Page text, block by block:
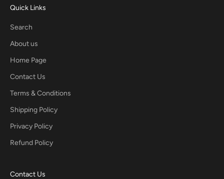
Quick Links
Search
About us
Home Page
Contact Us
Terms & Conditions
Shipping Policy
Privacy Policy
Refund Policy
Contact Us